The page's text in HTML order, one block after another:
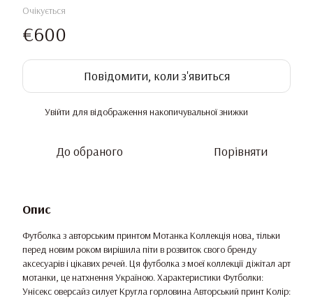
Очікується
€600
Повідомити, коли з'явиться
Увійти для відображення накопичувальної знижки
До обраного Порівняти
Опис
Футболка з авторським принтом Мотанка Коллекція нова, тільки
перед новим роком вирішила піти в розвиток свого бренду
аксесуарів і цікавих речей. Ця футболка з моеї коллекції діжітал арт
мотанки, це натхнення Україною. Характеристики Футболки:
Унісекс оверсайз силует Кругла горловина Авторський принт Колір: